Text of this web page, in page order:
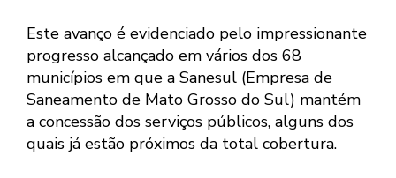
Este avanço é evidenciado pelo impressionante
progresso alcançado em vários dos 68
municípios em que a Sanesul (Empresa de
Saneamento de Mato Grosso do Sul) mantém
a concessão dos serviços públicos, alguns dos
quais já estão próximos da total cobertura.